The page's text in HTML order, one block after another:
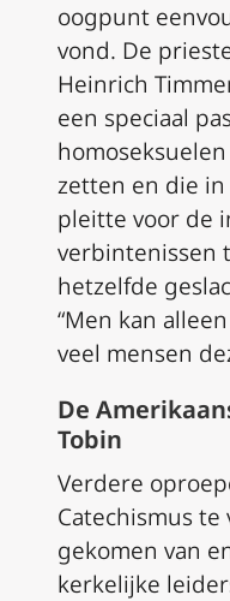
oogpunt
vond. De
Heinrich
een speciaal
zetten en die
pleitte voor de
verbintenissen
hetzelfde
“Men kan
veel mensen
De
Tobin
Verdere
Catechismus
gekomen van
kerkelijke